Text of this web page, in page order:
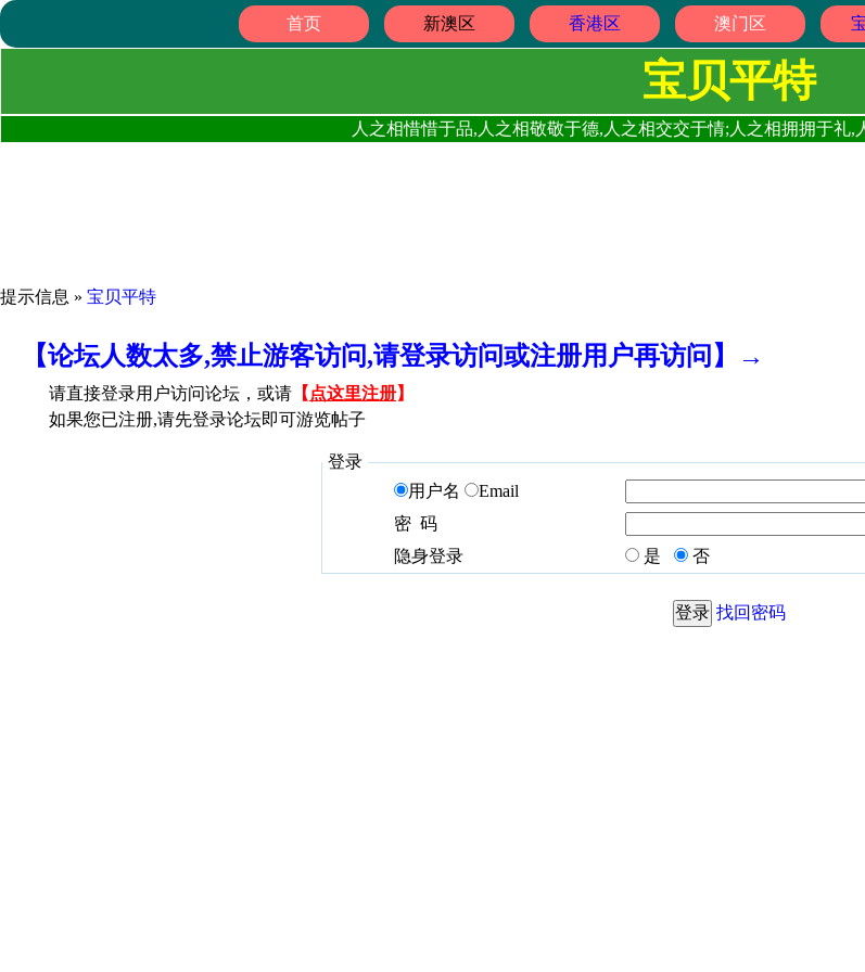
首页 新澳区 香港区 澳门区
宝贝平特
人之相惜惜于品,人之相敬敬于德,人之相交交于情;人之相拥拥于礼,
提示信息 » 宝贝平特
【论坛人数太多,禁止游客访问,请登录访问或注册用户再访问】→
请直接登录用户访问论坛，或请 【 点这里注册】
如果您已注册,请先登录论坛即可游览帖子
登录
用户名
Email
密 码
隐身登录
是 否
找回密码